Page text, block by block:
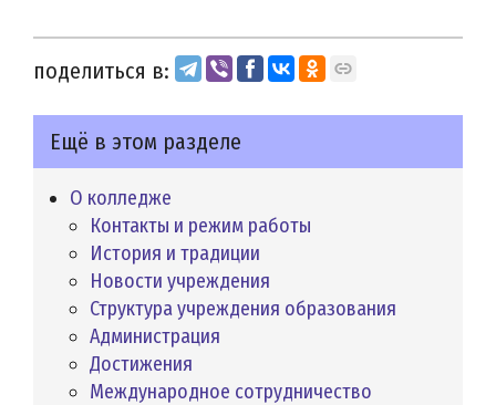
поделиться в:
Ещё в этом разделе
О колледже
Контакты и режим работы
История и традиции
Новости учреждения
Структура учреждения образования
Администрация
Достижения
Международное сотрудничество